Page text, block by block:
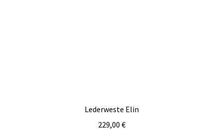
Lederweste Elin
229,00 €